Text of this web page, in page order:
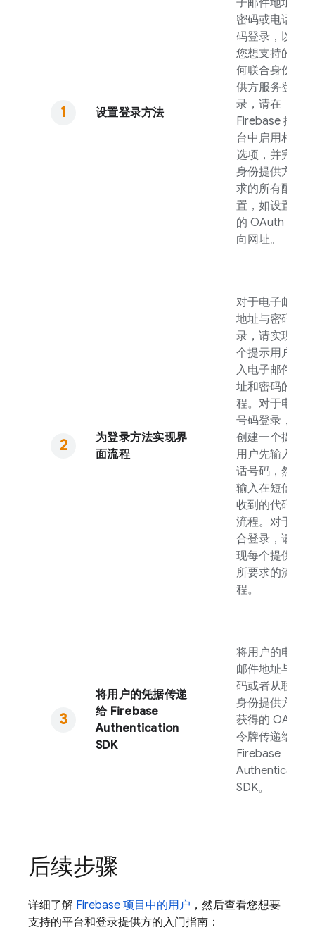
设置登录方法
子邮件地址与
密码或电话号
码登录，以及
您想支持的任
何联合身份提
供方服务登
录，请在
Firebase 控制
台中启用相应
选项，并完成
身份提供方要
求的所有配
置，如设置您
的 OAuth 重定
向网址。
为登录方法实现界
面流程
对于电子邮件
地址与密码登
录，请实现一
个提示用户输
入电子邮件地
址和密码的流
程。对于电话
号码登录，请
创建一个提示
用户先输入电
话号码，然后
输入在短信中
收到的代码的
流程。对于联
合登录，请实
现每个提供方
所要求的流
程。
将用户的凭据传递
给 Firebase
Authentication
SDK
将用户的电子
邮件地址与密
码或者从联合
身份提供方处
获得的 OAuth
令牌传递给
Firebase
Authentication
SDK。
后续步骤
详细了解 Firebase 项目中的用户 ，然后查看您想要
支持的平台和登录提供方的入门指南：